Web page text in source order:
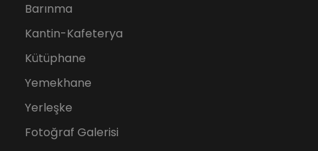
Barınma
Kantin-Kafeterya
Kütüphane
Yemekhane
Yerleşke
Fotoğraf Galerisi